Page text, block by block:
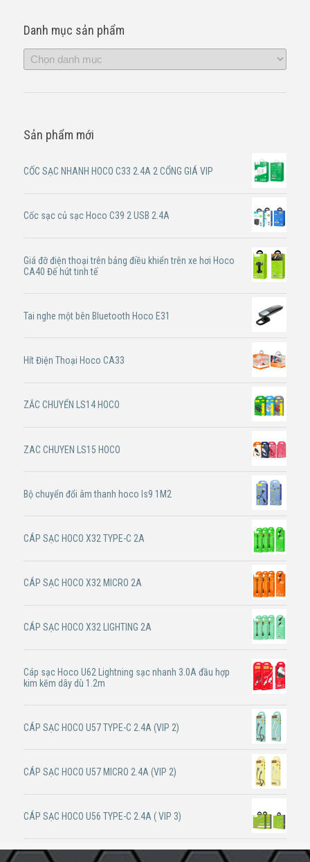
Danh mục sản phẩm
Sản phẩm mới
CỐC SẠC NHANH HOCO C33 2.4A 2 CỔNG GIÁ VIP
Cốc sạc củ sạc Hoco C39 2 USB 2.4A
Giá đỡ điện thoại trên bảng điều khiển trên xe hơi Hoco
CA40 Đế hút tinh tế
Tai nghe một bên Bluetooth Hoco E31
Hít Điện Thoại Hoco CA33
ZẮC CHUYỂN LS14 HOCO
ZAC CHUYEN LS15 HOCO
Bộ chuyển đổi âm thanh hoco ls9 1M2
CÁP SẠC HOCO X32 TYPE-C 2A
CÁP SẠC HOCO X32 MICRO 2A
CÁP SẠC HOCO X32 LIGHTING 2A
Cáp sạc Hoco U62 Lightning sạc nhanh 3.0A đầu hợp
kim kẽm dây dù 1.2m
CÁP SẠC HOCO U57 TYPE-C 2.4A (VIP 2)
CÁP SẠC HOCO U57 MICRO 2.4A (VIP 2)
CÁP SẠC HOCO U56 TYPE-C 2.4A ( VIP 3)